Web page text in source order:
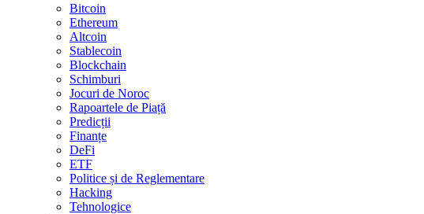
Bitcoin
Ethereum
Altcoin
Stablecoin
Blockchain
Schimburi
Jocuri de Noroc
Rapoartele de Piață
Predicții
Finanțe
DeFi
ETF
Politice și de Reglementare
Hacking
Tehnologice